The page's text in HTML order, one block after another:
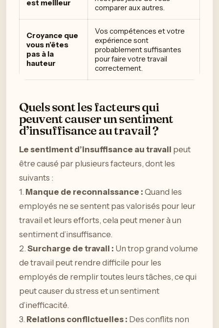
est meilleur
comparer aux autres.
Croyance que
vous n’êtes
pas à la
hauteur
Vos compétences et votre
expérience sont
probablement suffisantes
pour faire votre travail
correctement.
Quels sont les facteurs qui
peuvent causer un sentiment
d’insuffisance au travail ?
Le sentiment d’insuffisance au travail peut
être causé par plusieurs facteurs, dont les
suivants :
1. Manque de reconnaissance : Quand les
employés ne se sentent pas valorisés pour leur
travail et leurs efforts, cela peut mener à un
sentiment d’insuffisance.
2. Surcharge de travail : Un trop grand volume
de travail peut rendre difficile pour les
employés de remplir toutes leurs tâches, ce qui
peut causer du stress et un sentiment
d’inefficacité.
3. Relations conflictuelles : Des conflits non